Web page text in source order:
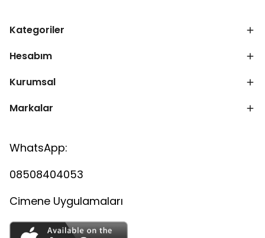
Kategoriler
Hesabım
Kurumsal
Markalar
WhatsApp:
08508404053
Cimene Uygulamaları